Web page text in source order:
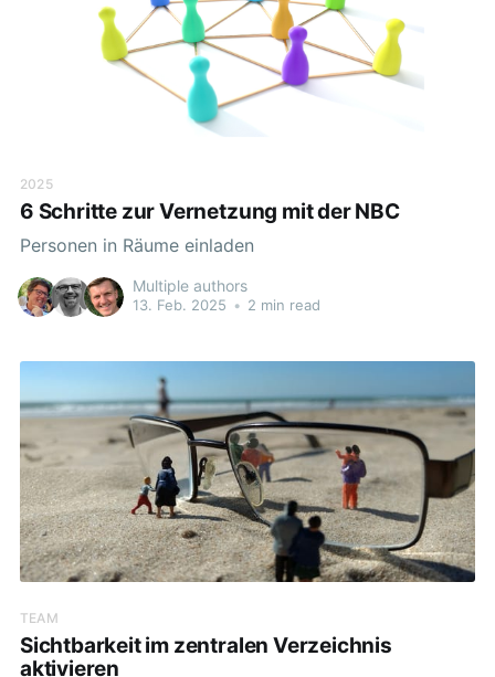
2025
6 Schritte zur Vernetzung mit der NBC
Personen in Räume einladen
Multiple authors
13. Feb. 2025 • 2 min read
TEAM
Sichtbarkeit im zentralen Verzeichnis
aktivieren